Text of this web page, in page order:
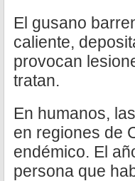
El gusano
caliente,
provocan
tratan.
En humanos,
en regiones de
endémico. El
persona que